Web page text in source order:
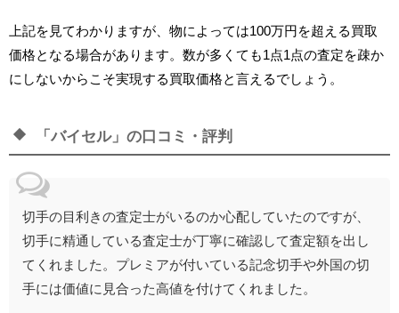
上記を見てわかりますが、物によっては100万円を超える買取
価格となる場合があります。数が多くても1点1点の査定を疎か
にしないからこそ実現する買取価格と言えるでしょう。
「バイセル」の口コミ・評判
切手の目利きの査定士がいるのか心配していたのですが、
切手に精通している査定士が丁寧に確認して査定額を出し
てくれました。プレミアが付いている記念切手や外国の切
手には価値に見合った高値を付けてくれました。
▼ 今すぐチェック ▼
※ クリックで公式サイトへ移動します